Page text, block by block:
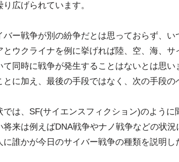
り広げられています。
バー戦争が別の紛争だとは思っておらず、
とウクライナを例に挙げれば陸、空、海、
て同時に戦争が発生することはないとは思
とに加え、最後の手段ではなく、次の手段の
では、SF(サイエンスフィクション)のように
将来は例えばDNA戦争やナノ戦争などの状
に誰かが今日のサイバー戦争の種類を説明し